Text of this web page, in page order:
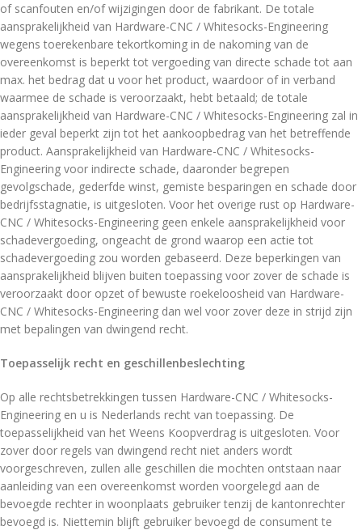
of scanfouten en/of wijzigingen door de fabrikant. De totale
aansprakelijkheid van Hardware-CNC / Whitesocks-Engineering
wegens toerekenbare tekortkoming in de nakoming van de
overeenkomst is beperkt tot vergoeding van directe schade tot aan
max. het bedrag dat u voor het product, waardoor of in verband
waarmee de schade is veroorzaakt, hebt betaald; de totale
aansprakelijkheid van Hardware-CNC / Whitesocks-Engineering zal in
ieder geval beperkt zijn tot het aankoopbedrag van het betreffende
product. Aansprakelijkheid van Hardware-CNC / Whitesocks-
Engineering voor indirecte schade, daaronder begrepen
gevolgschade, gederfde winst, gemiste besparingen en schade door
bedrijfsstagnatie, is uitgesloten. Voor het overige rust op Hardware-
CNC / Whitesocks-Engineering geen enkele aansprakelijkheid voor
schadevergoeding, ongeacht de grond waarop een actie tot
schadevergoeding zou worden gebaseerd. Deze beperkingen van
aansprakelijkheid blijven buiten toepassing voor zover de schade is
veroorzaakt door opzet of bewuste roekeloosheid van Hardware-
CNC / Whitesocks-Engineering dan wel voor zover deze in strijd zijn
met bepalingen van dwingend recht.
Toepasselijk recht en geschillenbeslechting
Op alle rechtsbetrekkingen tussen Hardware-CNC / Whitesocks-
Engineering en u is Nederlands recht van toepassing. De
toepasselijkheid van het Weens Koopverdrag is uitgesloten. Voor
zover door regels van dwingend recht niet anders wordt
voorgeschreven, zullen alle geschillen die mochten ontstaan naar
aanleiding van een overeenkomst worden voorgelegd aan de
bevoegde rechter in woonplaats gebruiker tenzij de kantonrechter
bevoegd is. Niettemin blijft gebruiker bevoegd de consument te